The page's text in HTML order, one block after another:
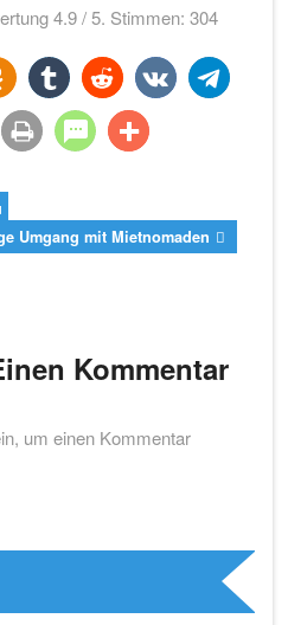
4.9/ 5. Stimmen: 304
teilen teilen teilen
Umgang mit Mietnomaden
Kommentar
um einen Kommentar